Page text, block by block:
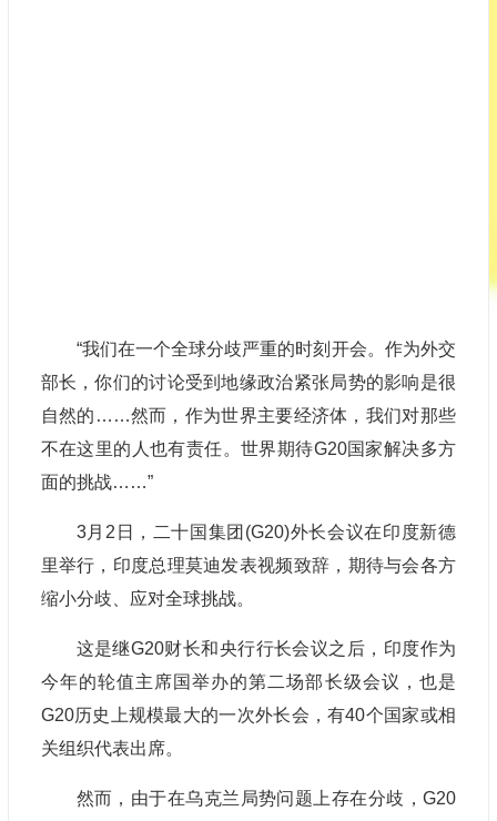
“我们在一个全球分歧严重的时刻开会。作为外交
部长，你们的讨论受到地缘政治紧张局势的影响是很
自然的……然而，作为世界主要经济体，我们对那些
不在这里的人也有责任。世界期待G20国家解决多方
面的挑战……”
3月2日，二十国集团(G20)外长会议在印度新德
里举行，印度总理莫迪发表视频致辞，期待与会各方
缩小分歧、应对全球挑战。
这是继G20财长和央行行长会议之后，印度作为
今年的轮值主席国举办的第二场部长级会议，也是
G20历史上规模最大的一次外长会，有40个国家或相
关组织代表出席。
然而，由于在乌克兰局势问题上存在分歧，G20